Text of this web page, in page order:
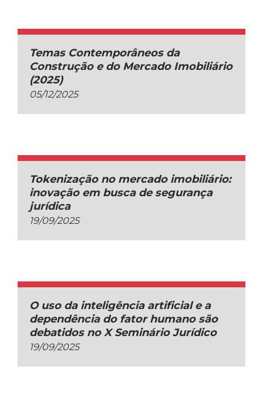
Temas Contemporâneos da
Construção e do Mercado Imobiliário
(2025)
05/12/2025
Tokenização no mercado imobiliário:
inovação em busca de segurança
jurídica
19/09/2025
O uso da inteligência artificial e a
dependência do fator humano são
debatidos no X Seminário Jurídico
19/09/2025